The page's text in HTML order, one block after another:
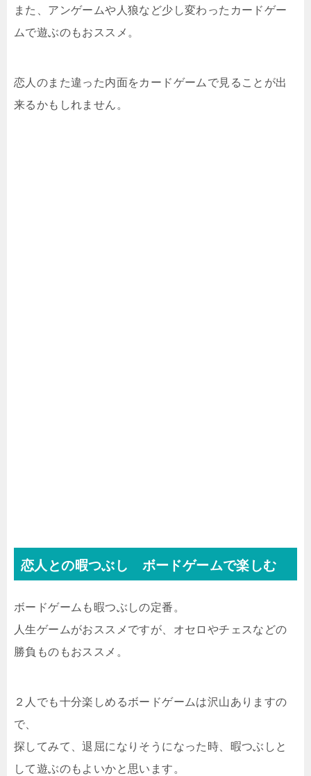
また、アンゲームや人狼など少し変わったカードゲー
ムで遊ぶのもおススメ。
恋人のまた違った内面をカードゲームで見ることが出
来るかもしれません。
恋人との暇つぶし ボードゲームで楽しむ
ボードゲームも暇つぶしの定番。
人生ゲームがおススメですが、オセロやチェスなどの
勝負ものもおススメ。
２人でも十分楽しめるボードゲームは沢山ありますの
で、
探してみて、退屈になりそうになった時、暇つぶしと
して遊ぶのもよいかと思います。